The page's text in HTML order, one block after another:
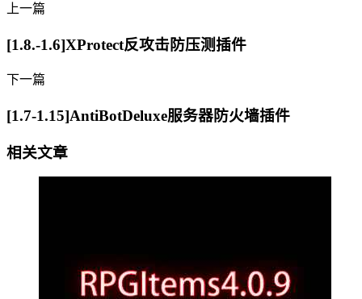
上一篇
[1.8.-1.6]XProtect反攻击防压测插件
下一篇
[1.7-1.15]AntiBotDeluxe服务器防火墙插件
相关文章